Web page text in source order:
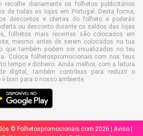
recolhe diariamente os folhetos publicitários
de todas as lojas em Portugal. Desta forma,
descontos e ofertas do folheto e poderás
ou desconto durante os saldos das lojas
folhetos mais recentes são colocados em
mesmo antes de serem colocados na tua
que também podem ser visualizados no teu
Coloca folhetospromocionais.com nos teus
tempo e dinheiro. Ainda melhor, com a leitura
digital, também contribuis para reduzir o
bom para o nosso ambiente.
© Folhetospromocionais.com 2026 | Aviso